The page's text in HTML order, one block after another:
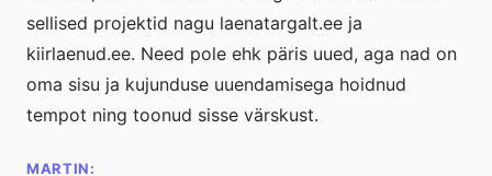
sellised projektid nagu laenatargalt.ee ja
kiirlaenud.ee. Need pole ehk päris uued, aga nad on
oma sisu ja kujunduse uuendamisega hoidnud
tempot ning toonud sisse värskust.
MARTIN: